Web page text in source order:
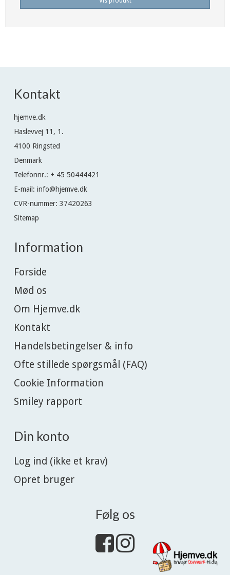
Kontakt
hjemve.dk
Haslevvej 11, 1.
4100 Ringsted
Denmark
Telefonnr.: + 45 50444421
E-mail : info@hjemve.dk
CVR-nummer: 37420263
Sitemap
Information
Forside
Mød os
Om Hjemve.dk
Kontakt
Handelsbetingelser & info
Ofte stillede spørgsmål (FAQ)
Cookie Information
Smiley rapport
Din konto
Log ind (ikke et krav)
Opret bruger
Følg os